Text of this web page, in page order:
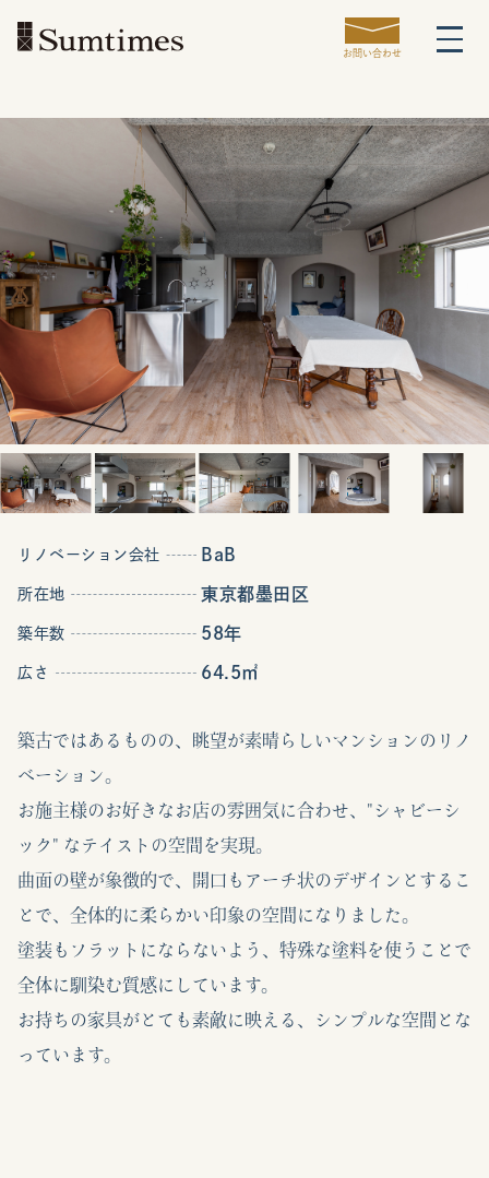
お問い合わせ
リノベーション会社 BaB
所在地 東京都墨田区
築年数 58年
広さ 64.5㎡
築古ではあるものの、眺望が素晴らしいマンションのリノ
ベーション。
お施主様のお好きなお店の雰囲気に合わせ、"シャビーシ
ック" なテイストの空間を実現。
曲面の壁が象徴的で、開口もアーチ状のデザインとするこ
とで、全体的に柔らかい印象の空間になりました。
塗装もフラットにならないよう、特殊な塗料を使うことで
全体に馴染む質感にしています。
お持ちの家具がとても素敵に映える、シンプルな空間とな
っています。